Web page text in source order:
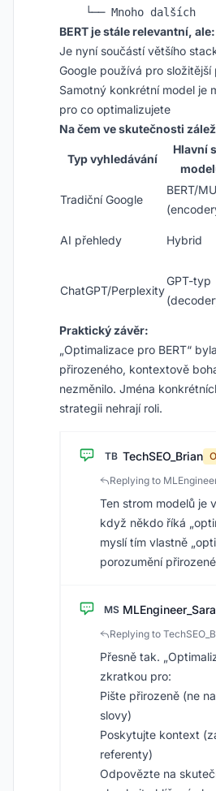
BERT je stále relevantní, ale:
Je nyní součástí většího
Google používá pro složitější
Samotný konkrétní model je
pro co optimalizujete
Na čem ve skutečnosti
Typ vyhledávání
Hlavní
Tradiční Google
BERT/
AI přehledy Hybrid
ChatGPT/Perplexity
GPT-typ
Praktický závěr:
„Optimalizace pro BERT“
přirozeného, kontextově
nezměnilo. Jména
strategii nehrají roli.
TB TechSEO_Brian
Replying to
Ten strom modelů je
když někdo říká
myslí tím vlastně
porozumění
MS
Replying to
Přesně tak.
zkratkou pro:
Pište přirozeně (ne
slovy)
Poskytujte kontext
referenty)
Odpovězte na